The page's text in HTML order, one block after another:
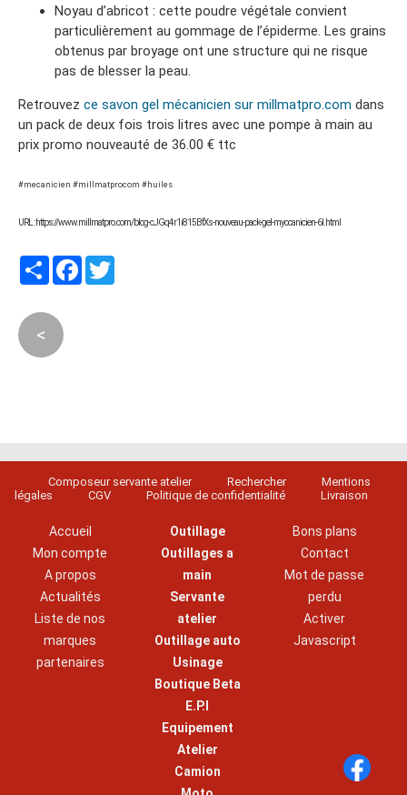
Noyau d’abricot : cette poudre végétale convient
particulièrement au gommage de l’épiderme. Les grains
obtenus par broyage ont une structure qui ne risque
pas de blesser la peau.
Retrouvez ce savon gel mécanicien sur millmatpro.com dans
un pack de deux fois trois litres avec une pompe à main au
prix promo nouveauté de 36.00 € ttc
#mecanicien #millmatprocom #huiles
URL : https://www.millmatpro.com/blog-cJGq4r1i815BfXs-nouveau-pack-gel-myocanicien-6l.html
PartagerFacebook
<
Composeur servante atelier Rechercher
Mentions
légales
CGV Politique de confidentialité Livraison
Accueil
Mon compte
A propos
Actualités
Liste de nos
marques
partenaires
Outillage
Outillages a
main
Servante
atelier
Outillage auto
Usinage
Boutique Beta
E.P.I
Equipement
Atelier
Camion
Bons plans
Contact
Mot de passe
perdu
Activer
Javascript